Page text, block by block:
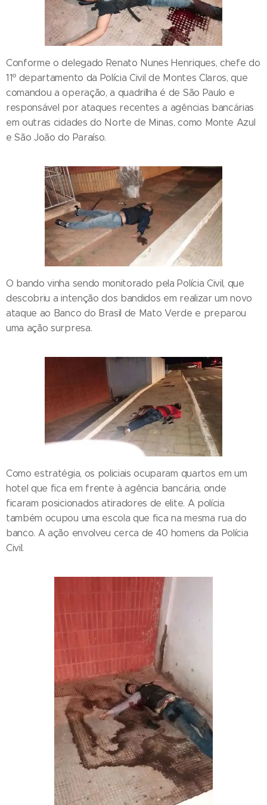
Conforme o delegado Renato Nunes Henriques, chefe do
11º departamento da Polícia Civil de Montes Claros, que
comandou a operação, a quadrilha é de São Paulo e
responsável por ataques recentes a agências bancárias
em outras cidades do Norte de Minas, como Monte Azul
e São João do Paraíso.
O bando vinha sendo monitorado pela Polícia Civil, que
descobriu a intenção dos bandidos em realizar um novo
ataque ao Banco do Brasil de Mato Verde e preparou
uma ação surpresa.
Como estratégia, os policiais ocuparam quartos em um
hotel que fica em frente à agência bancária, onde
ficaram posicionados atiradores de elite. A polícia
também ocupou uma escola que fica na mesma rua do
banco. A ação envolveu cerca de 40 homens da Polícia
Civil.